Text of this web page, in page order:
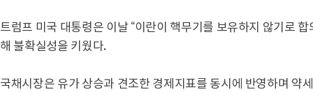
트럼프 미국 대통령은 이날 “이란이 핵무기를 보유하지 않기로
해 불확실성을 키웠다.
국채시장은 유가 상승과 견조한 경제지표를 동시에 반영하며 약